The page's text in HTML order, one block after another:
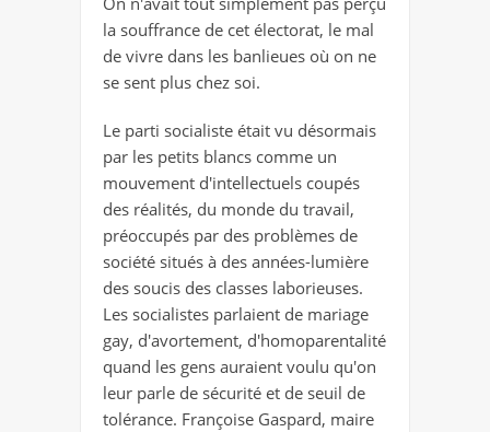
la souffrance de cet électorat, le mal
de vivre dans les banlieues où on ne
se sent plus chez soi.
Le parti socialiste était vu désormais
par les petits blancs comme un
mouvement d'intellectuels coupés
des réalités, du monde du travail,
préoccupés par des problèmes de
société situés à des années-lumière
des soucis des classes laborieuses.
Les socialistes parlaient de mariage
gay, d'avortement, d'homoparentalité
quand les gens auraient voulu qu'on
leur parle de sécurité et de seuil de
tolérance. Françoise Gaspard, maire